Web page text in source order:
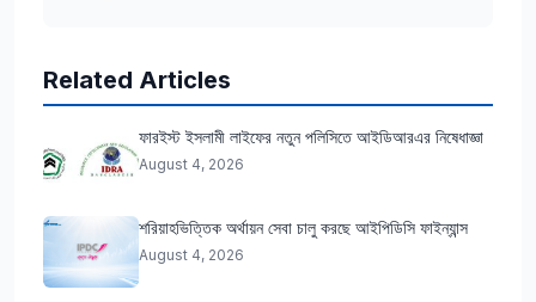
Related Articles
ফারইস্ট ইসলামী লাইফের নতুন পলিসিতে আইডিআরএর নিষেধাজ্ঞা
August 4, 2026
শরিয়াহভিত্তিক অর্থায়ন সেবা চালু করছে আইপিডিসি ফাইন্যান্স
August 4, 2026